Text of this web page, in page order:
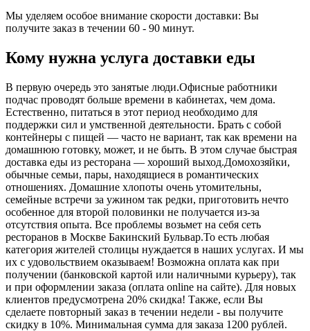
Мы уделяем особое внимание скорости доставки: Вы
получите заказ в течении 60 - 90 минут.
Кому нужна услуга доставки еды
В первую очередь это занятые люди.Офисные работники
подчас проводят больше времени в кабинетах, чем дома.
Естественно, питаться в этот период необходимо для
поддержки сил и умственной деятельности. Брать с собой
контейнеры с пищей ― часто не вариант, так как времени на
домашнюю готовку, может, и не быть. В этом случае быстрая
доставка еды из ресторана ― хороший выход.Домохозяйки,
обычные семьи, пары, находящиеся в романтических
отношениях. Домашние хлопоты очень утомительны,
семейные встречи за ужином так редки, приготовить нечто
особенное для второй половинки не получается из-за
отсутствия опыта. Все проблемы возьмет на себя сеть
ресторанов в Москве Бакинский Бульвар.То есть любая
категория жителей столицы нуждается в наших услугах. И мы
их с удовольствием оказываем! Возможна оплата как при
получении (банковской картой или наличными курьеру), так
и при оформлении заказа (оплата online на сайте). Для новых
клиентов предусмотрена 20% скидка! Также, если Вы
сделаете повторный заказ в течении недели - вы получите
скидку в 10%. Минимальная сумма для заказа 1200 рублей.